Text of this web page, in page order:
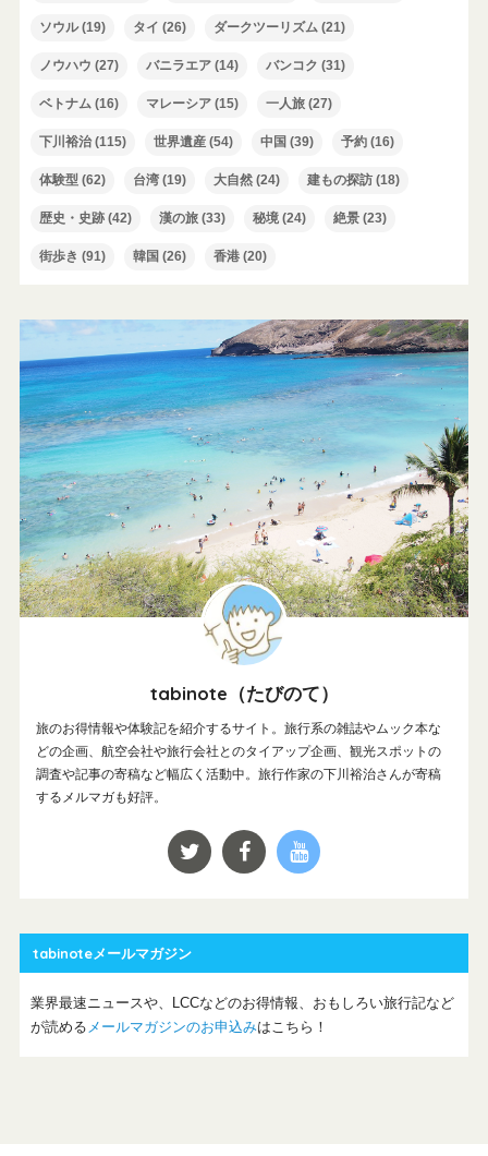
ソウル(19) タイ (26) ダークツーリズム(21)
ノウハウ (27) バニラエア(14) バンコク (31)
ベトナム(16) マレーシア(15) 一人旅(27)
下川裕治(115) 世界遺産(54) 中国 (39) 予約(16)
体験型(62) 台湾(19) 大自然(24) 建もの探訪(18)
歴史・史跡(42) 漢の旅(33) 秘境(24) 絶景(23)
街歩き (91) 韓国 (26) 香港(20)
tabinote（たびのて）
旅のお得情報や体験記を紹介するサイト。旅行系の雑誌やムック本な
どの企画、航空会社や旅行会社とのタイアップ企画、観光スポットの
調査や記事の寄稿など幅広く活動中。旅行作家の下川裕治さんが寄稿
するメルマガも好評。
tabinoteメールマガジン
業界最速ニュースや、LCCなどのお得情報、おもしろい旅行記など
が読める メールマガジンのお申込みはこちら！